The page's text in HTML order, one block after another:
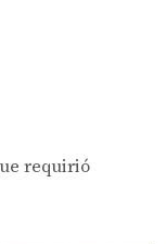
requirió